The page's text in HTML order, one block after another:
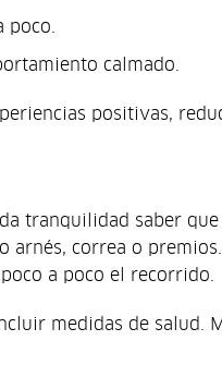
calmado.
positivas,
tranquilidad saber
correa o
a poco el recorrido.
medidas de salud.